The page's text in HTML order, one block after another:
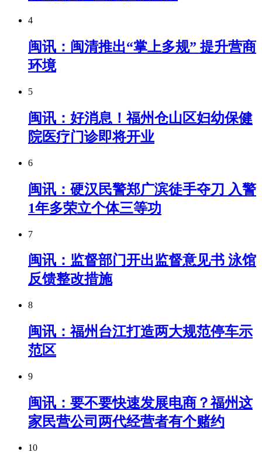
4
闽讯：闽清推出“掌上多规” 提升营商
环境
5
闽讯：好消息！福州仓山区妇幼保健
院医疗门诊即将开业
6
闽讯：硬汉民警郑广滨徒手夺刀 入警
1年多荣立个体三等功
7
闽讯：监督部门开出监督意见书 泳馆
反馈整改措施
8
闽讯：​福州台江打造两大规范停车示
范区
9
闽讯：要不要快速发展电商？福州这
家民营公司两代经营者有个赌约
10